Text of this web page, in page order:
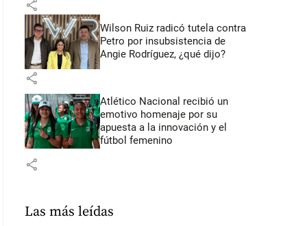
share
Wilson Ruiz radicó tutela contra
Petro por insubsistencia de
Angie Rodríguez, ¿qué dijo?
share
Atlético Nacional recibió un
emotivo homenaje por su
apuesta a la innovación y el
fútbol femenino
share
Las más leídas